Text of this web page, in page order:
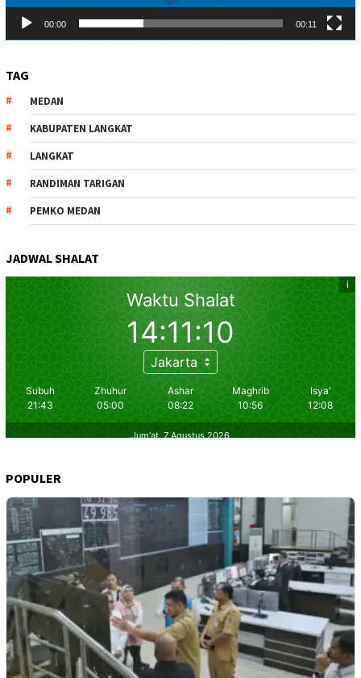
00:00 00:11
TAG
MEDAN
KABUPATEN LANGKAT
LANGKAT
RANDIMAN TARIGAN
PEMKO MEDAN
JADWAL SHALAT
POPULER